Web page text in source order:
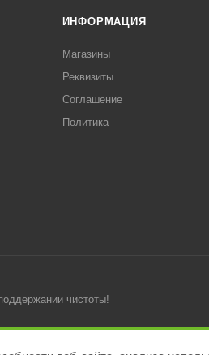
ИНФОРМАЦИЯ
Магазины
Реквизиты
Соглашение
Политика
чистоты!